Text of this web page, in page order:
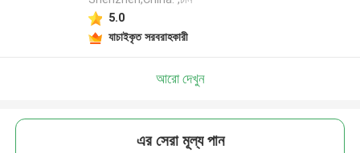
5.0
যাচাইকৃত সরবরাহকারী
আরো দেখুন
এর সেরা মূল্য পান